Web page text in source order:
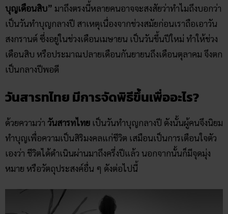
บุญเดือนสิบ” มาถึงตรงนี้หลายคนอาจจะสงสัยว่าทำไมถึงบอกว่า
เป็นวันทำบุญกลางปี สาเหตุเนื่องจากช่วงสมัยก่อนเราถือเอาวัน
สงกรานต์ ซึ่งอยู่ในช่วงเดือนเมษายน เป็นวันขึ้นปีใหม่ ทำให้ช่วง
เดือนสิบ หรือประมาณปลายเดือนกันยายนถึงเดือนตุลาคม จึงตก
เป็นกลางปีพอดี
วันสารท​ไทย มีการจัดพิธีขึ้นเพื่ออะไร?
ด้วยความว่า วันสารทไทย เป็นวันทำบุญกลางปี ดังนั้นผู้คนจึงนิยม
ทำบุญเพื่อความเป็นสิริมงคลแก่ชีวิต เสมือนเป็นการเตือนใจตัว
เองว่า ชีวิตได้ดำเนินผ่านมาถึงครึ่งปีแล้ว นอกจากนั้นก็มีจุดมุ่ง
หมาย หรือวัตถุประสงค์อื่น ๆ ดังต่อไปนี้